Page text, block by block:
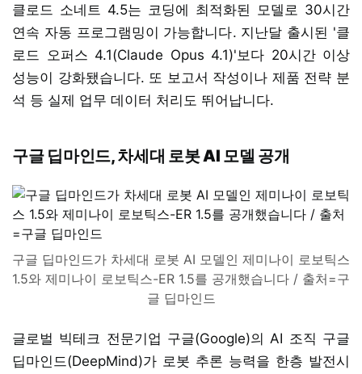
클로드 소네트 4.5는 코딩에 최적화된 모델로 30시간
연속 자동 프로그램밍이 가능합니다. 지난달 출시된 '클
로드 오퍼스 4.1(Claude Opus 4.1)'보다 20시간 이상
성능이 강화됐습니다. 또 보고서 작성이나 제품 전략 분
석 등 실제 업무 데이터 처리도 뛰어납니다.
구글 딥마인드, 차세대 로봇 AI 모델 공개
구글 딥마인드가 차세대 로봇 AI 모델인 제미나이 로보틱스
1.5와 제미나이 로보틱스-ER 1.5를 공개했습니다 / 출처=구
글 딥마인드
글로벌 빅테크 전문기업 구글(Google)의 AI 조직 구글
딥마인드(DeepMind)가 로봇 추론 능력을 한층 발전시